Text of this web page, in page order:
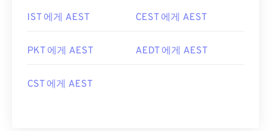
IST 에게 AEST CEST 에게 AEST
PKT 에게 AEST AEDT 에게 AEST
CST 에게 AEST